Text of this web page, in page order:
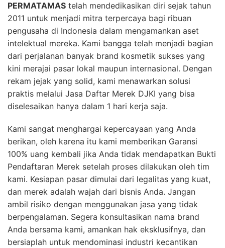
PERMATAMAS telah mendedikasikan diri sejak tahun
2011 untuk menjadi mitra terpercaya bagi ribuan
pengusaha di Indonesia dalam mengamankan aset
intelektual mereka. Kami bangga telah menjadi bagian
dari perjalanan banyak brand kosmetik sukses yang
kini merajai pasar lokal maupun internasional. Dengan
rekam jejak yang solid, kami menawarkan solusi
praktis melalui Jasa Daftar Merek DJKI yang bisa
diselesaikan hanya dalam 1 hari kerja saja.
Kami sangat menghargai kepercayaan yang Anda
berikan, oleh karena itu kami memberikan Garansi
100% uang kembali jika Anda tidak mendapatkan Bukti
Pendaftaran Merek setelah proses dilakukan oleh tim
kami. Kesiapan pasar dimulai dari legalitas yang kuat,
dan merek adalah wajah dari bisnis Anda. Jangan
ambil risiko dengan menggunakan jasa yang tidak
berpengalaman. Segera konsultasikan nama brand
Anda bersama kami, amankan hak eksklusifnya, dan
bersiaplah untuk mendominasi industri kecantikan